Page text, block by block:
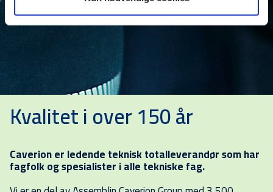
Kvalitet i over 150 år
Caverion er ledende teknisk totalleverandør som har
fagfolk og spesialister i alle tekniske fag.